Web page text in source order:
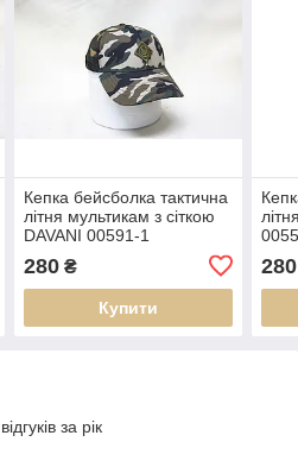
Кепка бейсболка тактична
літня мультикам з сіткою
DAVANI 00591-1
280₴
Купити
280
за рік